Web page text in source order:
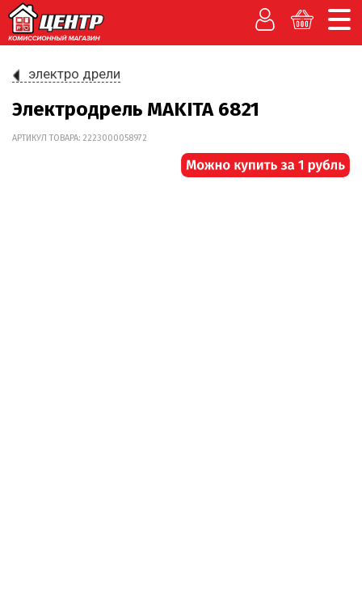
электро дрели
Электродрель MAKITA 6821
АРТИКУЛ ТОВАРА: 2223000058972